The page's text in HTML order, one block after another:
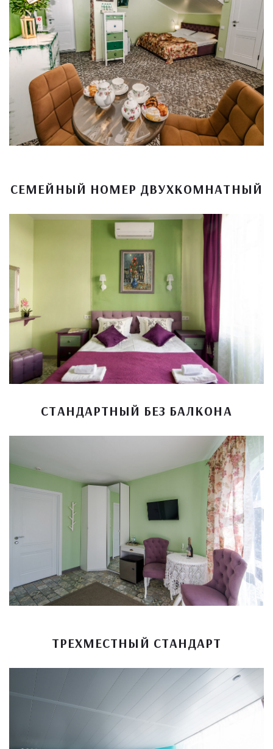
СЕМЕЙНЫЙ НОМЕР ДВУХКОМНАТНЫЙ
СТАНДАРТНЫЙ БЕЗ БАЛКОНА
ТРЕХМЕСТНЫЙ СТАНДАРТ